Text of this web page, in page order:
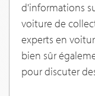
d'informations
voiture de
experts en
bien sûr
pour discuter